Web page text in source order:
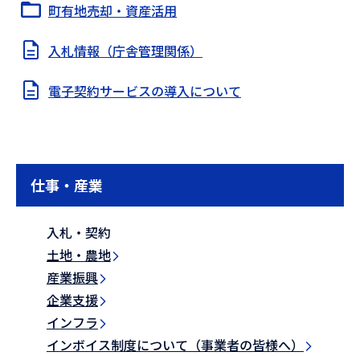
町有地売却・資産活用
入札情報（庁舎管理関係）
電子契約サービスの導入について
仕事・産業
入札・契約
土地・農地
産業振興
企業支援
インフラ
インボイス制度について（事業者の皆様へ）